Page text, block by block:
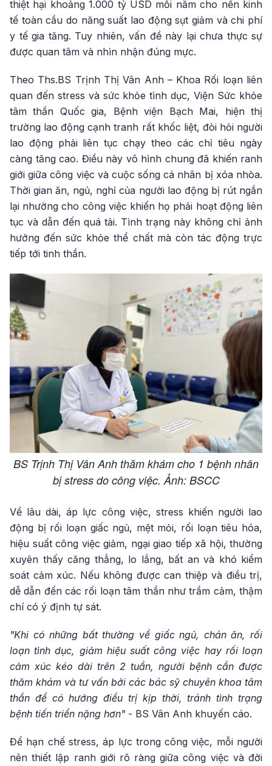
thiệt hại khoảng 1.000 tỷ USD mỗi năm cho nền kinh
tế toàn cầu do năng suất lao động sụt giảm và chi phí
y tế gia tăng. Tuy nhiên, vấn đề này lại chưa thực sự
được quan tâm và nhìn nhận đúng mực.
Theo Ths.BS Trịnh Thị Vân Anh – Khoa Rối loạn liên
quan đến stress và sức khỏe tình dục, Viện Sức khỏe
tâm thần Quốc gia, Bệnh viện Bạch Mai, hiện thị
trường lao động cạnh tranh rất khốc liệt, đòi hỏi người
lao động phải liên tục chạy theo các chỉ tiêu ngày
càng tăng cao. Điều này vô hình chung đã khiến ranh
giới giữa công việc và cuộc sống cá nhân bị xóa nhòa.
Thời gian ăn, ngủ, nghỉ của người lao động bị rút ngắn
lại nhường cho công việc khiến họ phải hoạt động liên
tục và dẫn đến quá tải. Tình trạng này không chỉ ảnh
hưởng đến sức khỏe thể chất mà còn tác động trực
tiếp tới tinh thần.
BS Trịnh Thị Vân Anh thăm khám cho 1 bệnh nhân
bị stress do công việc. Ảnh: BSCC
Về lâu dài, áp lực công việc, stress khiến người lao
động bị rối loạn giấc ngủ, mệt mỏi, rối loạn tiêu hóa,
hiệu suất công việc giảm, ngại giao tiếp xã hội, thường
xuyên thấy căng thẳng, lo lắng, bất an và khó kiểm
soát cảm xúc. Nếu không được can thiệp và điều trị,
dễ dẫn đến các rối loạn tâm thần như trầm cảm, thậm
chí có ý định tự sát.
"Khi có những bất thường về giấc ngủ, chán ăn, rối
loạn tình dục, giảm hiệu suất công việc hay rối loạn
cảm xúc kéo dài trên 2 tuần, người bệnh cần được
thăm khám và tư vấn bởi các bác sỹ chuyên khoa tâm
thần để có hướng điều trị kịp thời, tránh tình trạng
bệnh tiến triển nặng hơn" - BS Vân Anh khuyến cáo.
Để hạn chế stress, áp lực trong công việc, mỗi người
nên thiết lập ranh giới rõ ràng giữa công việc và đời